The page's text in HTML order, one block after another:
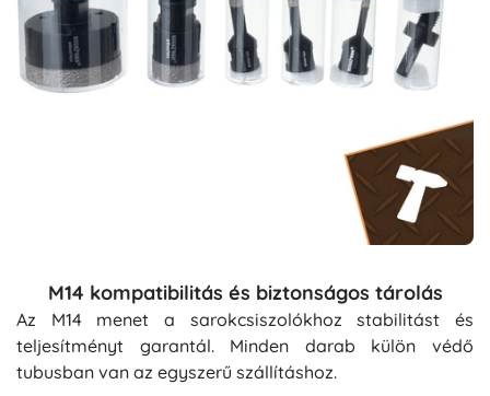
M14 kompatibilitás és biztonságos tárolás
Az M14 menet a sarokcsiszolókhoz stabilitást és
teljesítményt garantál. Minden darab külön védő
tubusban van az egyszerű szállításhoz.